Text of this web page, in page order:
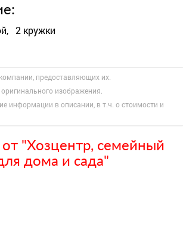
2 кружки
предоставляющих их.
изображения.
информации в описании, в т.ч. о стоимости и
"Хозцентр, семейный
дома и сада"